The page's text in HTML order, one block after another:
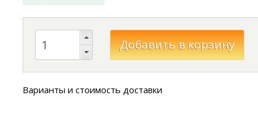
Варианты и стоимость доставки